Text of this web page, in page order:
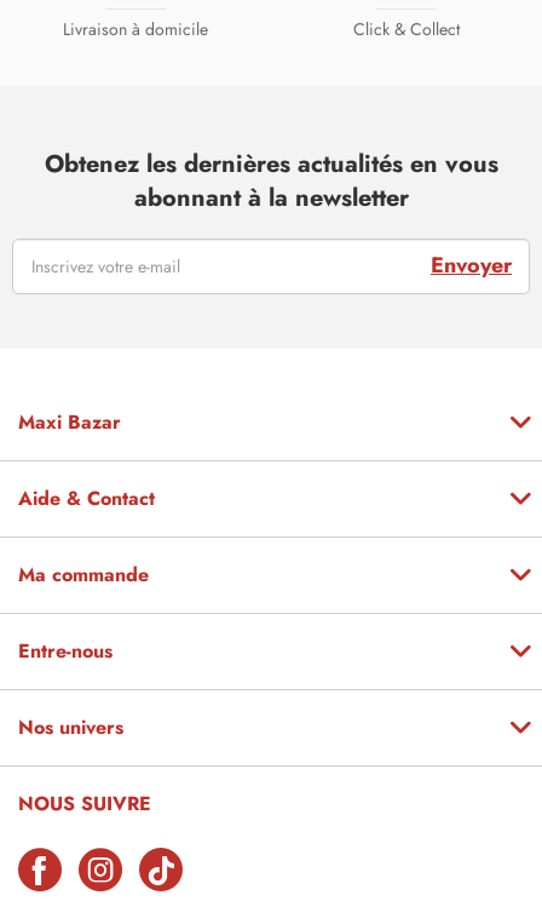
Livraison à domicile Click & Collect
Obtenez les dernières actualités en vous
abonnant à la newsletter
Envoyer
Maxi Bazar
Aide & Contact
Ma commande
Entre-nous
Nos univers
NOUS SUIVRE